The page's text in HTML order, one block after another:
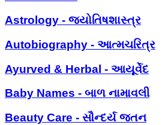
Astrology - જ્યોતિષશાસ્ત્ર
Autobiography - આત્મચરિત્ર
Ayurved & Herbal - આયૂર્વેદ
Baby Names - બાળ નામાવલી
Beauty Care - સૌન્દર્ય જતન